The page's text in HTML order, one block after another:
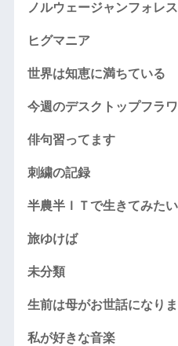
ノルウェージャンフォレ
ヒグマニア
世界は知恵に満ちている
今週のデスクトップフラ
俳句習ってます
刺繍の記録
半農半ＩＴで生きてみたい
旅ゆけば
未分類
生前は母がお世話になり
私が好きな音楽